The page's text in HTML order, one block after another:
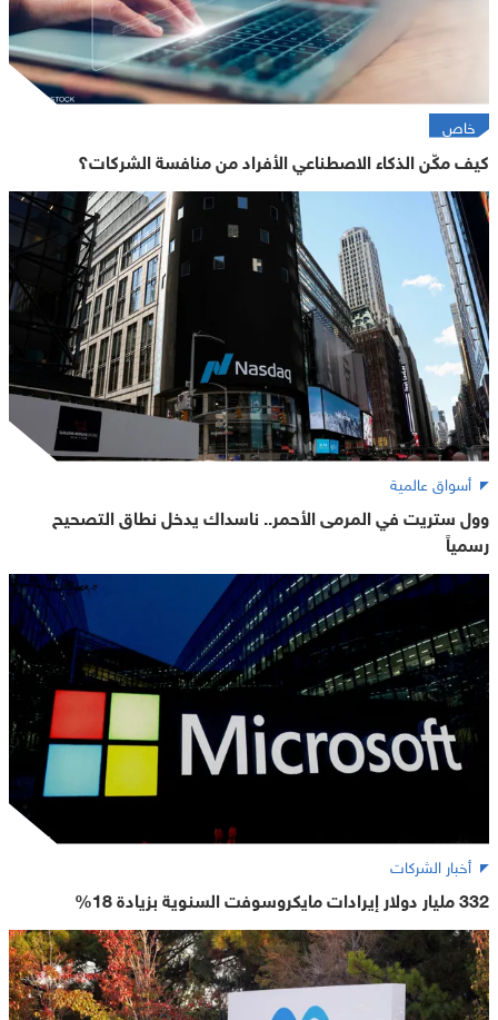
خاص
كيف مكّن الذكاء الاصطناعي الأفراد من منافسة الشركات؟
أسواق عالمية
وول ستريت في المرمى الأحمر.. ناسداك يدخل نطاق التصحيح
رسمياً
أخبار الشركات
332 مليار دولار إيرادات مايكروسوفت السنوية بزيادة 18%